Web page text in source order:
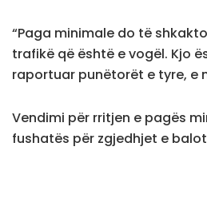
“Paga minimale do të
trafikë që është e vogël. Kjo
raportuar punëtorët e tyre, e
Vendimi për rritjen e pagës
fushatës për zgjedhjet e